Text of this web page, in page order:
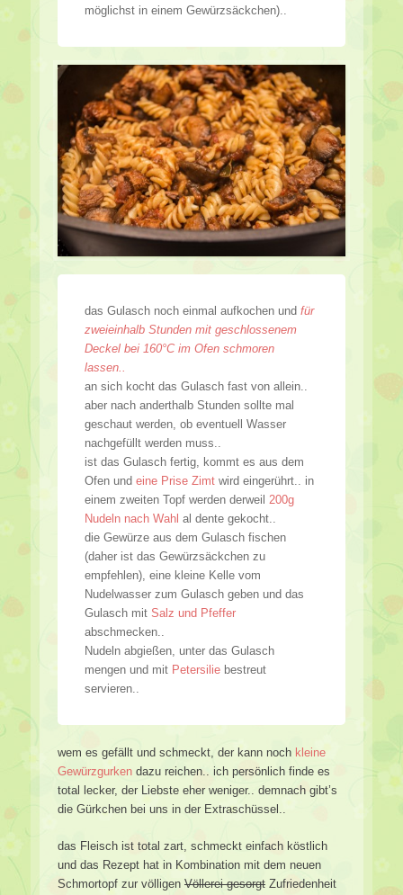
möglichst in einem Gewürzsäckchen)..
das Gulasch noch einmal aufkochen und für
zweieinhalb Stunden mit geschlossenem
Deckel bei 160°C im Ofen schmoren
lassen..
an sich kocht das Gulasch fast von allein..
aber nach anderthalb Stunden sollte mal
geschaut werden, ob eventuell Wasser
nachgefüllt werden muss..
ist das Gulasch fertig, kommt es aus dem
Ofen und eine Prise Zimt wird eingerührt.. in
einem zweiten Topf werden derweil 200g
Nudeln nach Wahl al dente gekocht..
die Gewürze aus dem Gulasch fischen
(daher ist das Gewürzsäckchen zu
empfehlen), eine kleine Kelle vom
Nudelwasser zum Gulasch geben und das
Gulasch mit Salz und Pfeffer
abschmecken..
Nudeln abgießen, unter das Gulasch
mengen und mit Petersilie bestreut
servieren..
wem es gefällt und schmeckt, der kann noch kleine
Gewürzgurken dazu reichen.. ich persönlich finde es
total lecker, der Liebste eher weniger.. demnach gibt’s
die Gürkchen bei uns in der Extraschüssel..
das Fleisch ist total zart, schmeckt einfach köstlich
und das Rezept hat in Kombination mit dem neuen
Schmortopf zur völligen Völlerei gesorgt Zufriedenheit